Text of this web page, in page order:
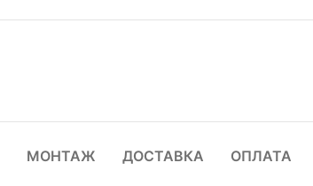
МОНТАЖ ДОСТАВКА ОПЛАТА